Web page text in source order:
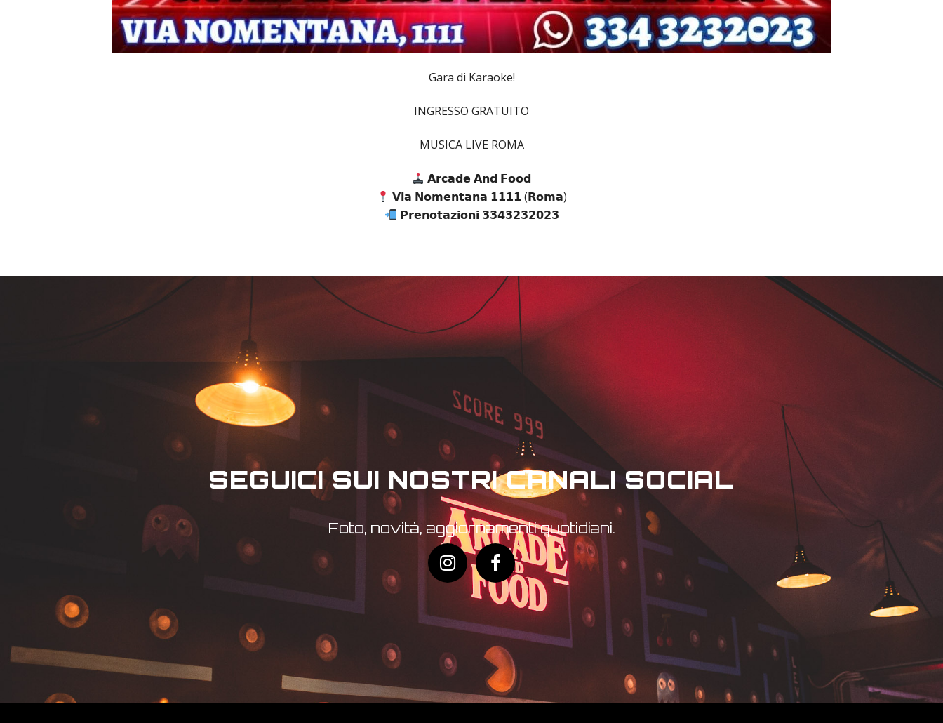
Gara di Karaoke!
INGRESSO GRATUITO
MUSICA LIVE ROMA
𝗔𝗿𝗰𝗮𝗱𝗲 𝗔𝗻𝗱 𝗙𝗼𝗼𝗱
𝗩𝗶𝗮 𝗡𝗼𝗺𝗲𝗻𝘁𝗮𝗻𝗮 𝟭𝟭𝟭𝟭 (𝗥𝗼𝗺𝗮)
𝗣𝗿𝗲𝗻𝗼𝘁𝗮𝘇𝗶𝗼𝗻𝗶 𝟯𝟯𝟰𝟯𝟮𝟯𝟮𝟬𝟮𝟯
SEGUICI SUI NOSTRI CANALI SOCIAL
Foto, novità, aggiornamenti quotidiani.